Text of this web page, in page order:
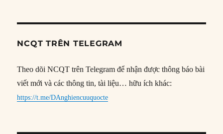
NCQT TRÊN TELEGRAM
Theo dõi NCQT trên Telegram để nhận được thông báo bài
viết mới và các thông tin, tài liệu… hữu ích khác:
https://t.me/DAnghiencuuquocte